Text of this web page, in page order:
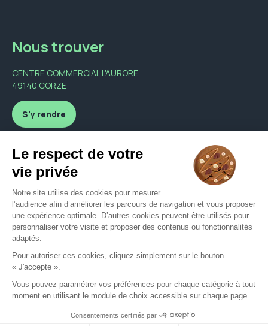
Nous trouver
CENTRE COMMERCIAL L'AURORE
49140 CORZE
S'y rendre
Nous contacter
formuloptique@orange.fr
02 41 76 40 01
Nous contacter
Mentions légales
CGU
Politique de confidentialité